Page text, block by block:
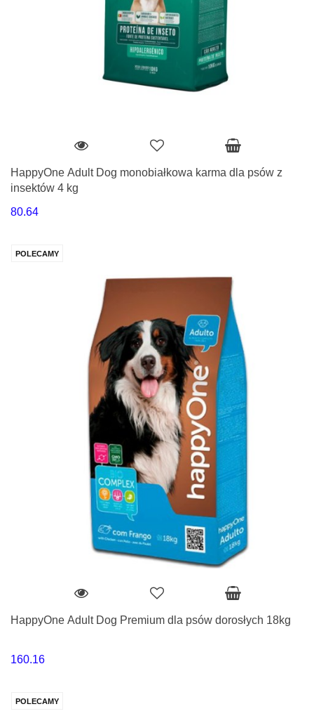
HappyOne Adult Dog monobiałkowa karma dla psów z
insektów 4 kg
80.64
POLECAMY
HappyOne Adult Dog Premium dla psów dorosłych 18kg
160.16
POLECAMY